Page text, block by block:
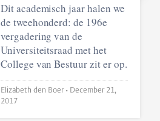
Dit academisch jaar halen we
de tweehonderd: de 196e
vergadering van de
Universiteitsraad met het
College van Bestuur zit er op.
Elizabeth den Boer • December 21,
2017